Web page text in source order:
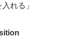
れる」